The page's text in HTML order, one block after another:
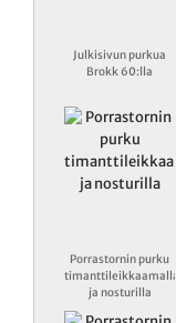
Julkisivun purkua
Brokk 60:lla
Porrastornin purku
timanttileikkaamalla
ja nosturilla